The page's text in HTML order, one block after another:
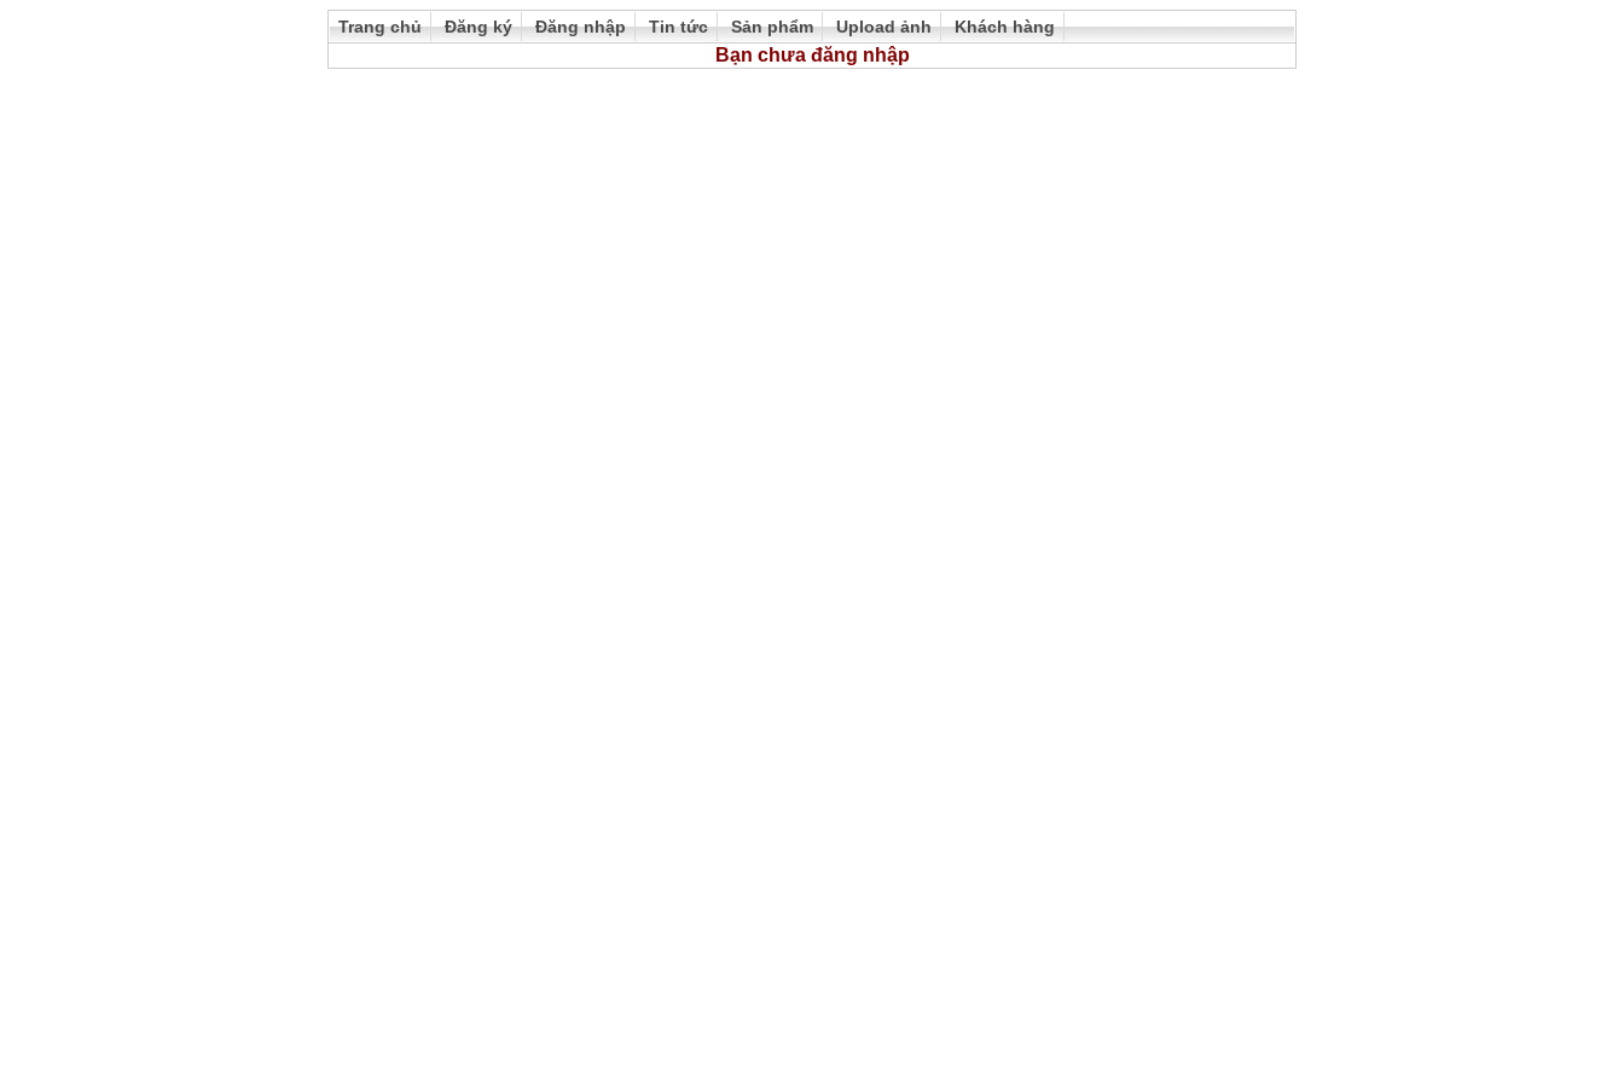
Trang chủ Đăng ký Đăng nhập Tin tức Sản phẩm Upload ảnh Khách hàng
Bạn chưa đăng nhập